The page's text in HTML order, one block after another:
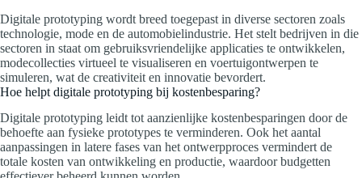
Digitale prototyping wordt breed toegepast in diverse sectoren zoals
technologie, mode en de automobielindustrie. Het stelt bedrijven in die
sectoren in staat om gebruiksvriendelijke applicaties te ontwikkelen,
modecollecties virtueel te visualiseren en voertuigontwerpen te
simuleren, wat de creativiteit en innovatie bevordert.
Hoe helpt digitale prototyping bij kostenbesparing?
Digitale prototyping leidt tot aanzienlijke kostenbesparingen door de
behoefte aan fysieke prototypes te verminderen. Ook het aantal
aanpassingen in latere fases van het ontwerpproces vermindert de
totale kosten van ontwikkeling en productie, waardoor budgetten